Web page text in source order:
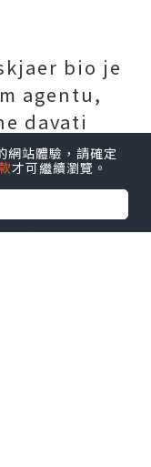
bio je
agentu,
davati
igraču
站體驗，請確定
才可繼續瀏覽。